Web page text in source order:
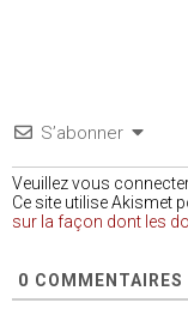
S’abonner
Veuillez vous
Ce site utilise Akismet
sur la façon dont les
0 COMMENTAIRES